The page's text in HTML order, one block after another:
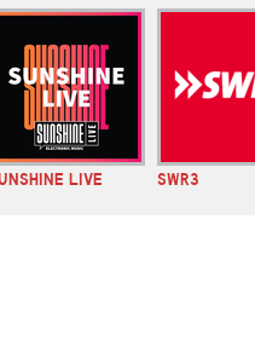
LIVE SWR3